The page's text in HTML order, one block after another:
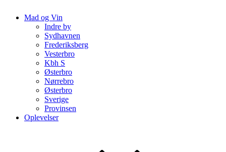
Mad og Vin
Indre by
Sydhavnen
Frederiksberg
Vesterbro
Kbh S
Østerbro
Nørrebro
Østerbro
Sverige
Provinsen
Oplevelser